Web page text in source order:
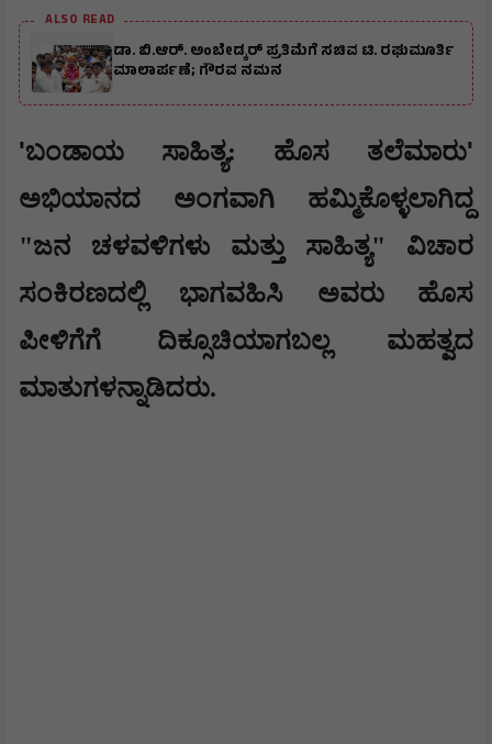
ALSO READ
ಡಾ. ಬಿ.ಆರ್. ಅಂಬೇಡ್ಕರ್ ಪ್ರತಿಮೆಗೆ ಸಚಿವ ಟಿ. ರಘುಮೂರ್ತಿ
ಮಾಲಾರ್ಪಣೆ; ಗೌರವ ನಮನ
'ಬಂಡಾಯ ಸಾಹಿತ್ಯ: ಹೊಸ ತಲೆಮಾರು'
ಅಭಿಯಾನದ ಅಂಗವಾಗಿ ಹಮ್ಮಿಕೊಳ್ಳಲಾಗಿದ್ದ
"ಜನ ಚಳವಳಿಗಳು ಮತ್ತು ಸಾಹಿತ್ಯ" ವಿಚಾರ
ಸಂಕಿರಣದಲ್ಲಿ ಭಾಗವಹಿಸಿ ಅವರು ಹೊಸ
ಪೀಳಿಗೆಗೆ ದಿಕ್ಸೂಚಿಯಾಗಬಲ್ಲ ಮಹತ್ವದ
ಮಾತುಗಳನ್ನಾಡಿದರು.